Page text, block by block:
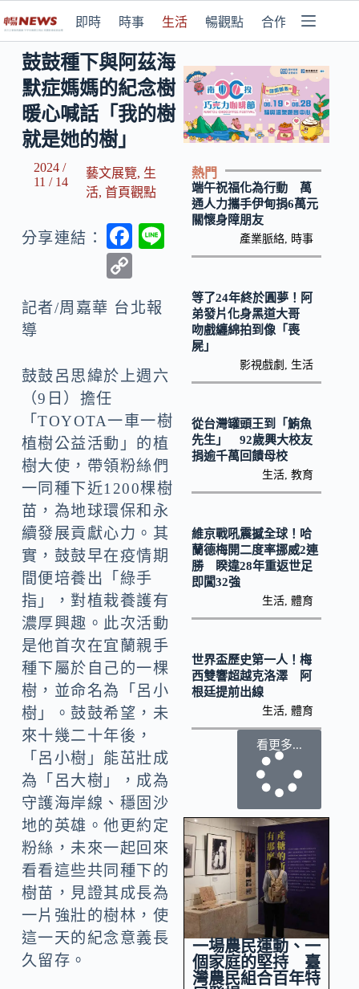
即時 時事 生活 暢觀點 合作媒體
鼓鼓種下與阿茲海
默症媽媽的紀念樹
暖心喊話「我的樹
就是她的樹」
2024 /
11 / 14
藝文展覽, 生
活, 首頁觀點
分享連結：
F
b
o
k
p
Li
k
記者/周嘉華 台北報
導
鼓鼓呂思緯於上週六
（9日）擔任
「TOYOTA一車一樹
植樹公益活動」的植
樹大使，帶領粉絲們
一同種下近1200棵樹
苗，為地球環保和永
續發展貢獻心力。其
實，鼓鼓早在疫情期
間便培養出「綠手
指」，對植栽養護有
濃厚興趣。此次活動
是他首次在宜蘭親手
種下屬於自己的一棵
樹，並命名為「呂小
樹」。鼓鼓希望，未
來十幾二十年後，
「呂小樹」能茁壯成
為「呂大樹」，成為
守護海岸線、穩固沙
地的英雄。他更約定
粉絲，未來一起回來
看看這些共同種下的
樹苗，見證其成長為
一片強壯的樹林，使
這一天的紀念意義長
久留存。
熱門
端午祝福化為行動 萬
通人力攜手伊甸捐6萬元
關懷身障朋友
產業脈絡 時事
等了24年終於圓夢！阿
弟發片化身黑道大哥
吻戲纏綿拍到像「喪
屍」
影視戲劇 生活
從台灣罐頭王到「鮪魚
先生」 92歲興大校友
捐逾千萬回饋母校
生活 ,教育
維京戰吼震撼全球！哈
蘭德梅開二度率挪威2連
勝 睽違28年重返世足
即闖32強
生活 ,體育
世界盃歷史第一人！梅
西雙響超越克洛澤 阿
根廷提前出線
生活 ,體育
看更多...
一場農民運動、一
個家庭的堅持 臺
灣農民組合百年特